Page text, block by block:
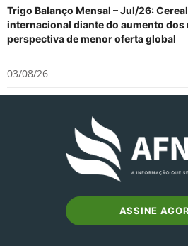
Trigo Balanço Mensal – Jul/26:
internacional diante do aumento
perspectiva de menor oferta global
03/08/26
ASSINE